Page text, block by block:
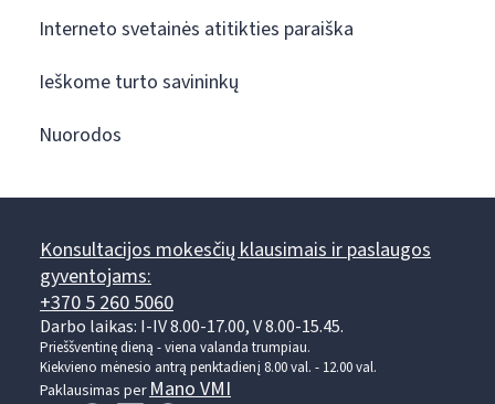
Interneto svetainės atitikties paraiška
Ieškome turto savininkų
Nuorodos
Konsultacijos mokesčių klausimais ir paslaugos
gyventojams:
+370 5 260 5060
Darbo laikas: I-IV 8.00-17.00, V 8.00-15.45.
Prieššventinę dieną - viena valanda trumpiau.
Kiekvieno mėnesio antrą penktadienį 8.00 val. - 12.00 val.
Paklausimas perMano VMI